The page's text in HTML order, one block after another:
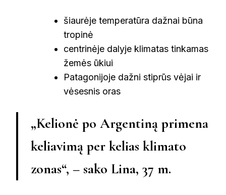
šiaurėje temperatūra dažnai būna
tropinė
centrinėje dalyje klimatas tinkamas
žemės ūkiui
Patagonijoje dažni stiprūs vėjai ir
vėsesnis oras
„Kelionė po Argentiną primena
keliavimą per kelias klimato
zonas“, – sako Lina, 37 m.